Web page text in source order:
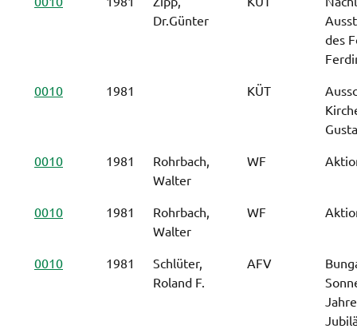
Dr.Günter
des
0010
1981 KÜT
0010
1981
Rohrbach,
Walter
WF
0010 1981
Rohrbach,
Walter
WF
0010 1981
Schlüter,
Roland F.
AFV